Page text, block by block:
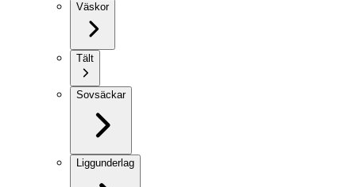
Väskor
Tält
Sovsäckar
Liggunderlag